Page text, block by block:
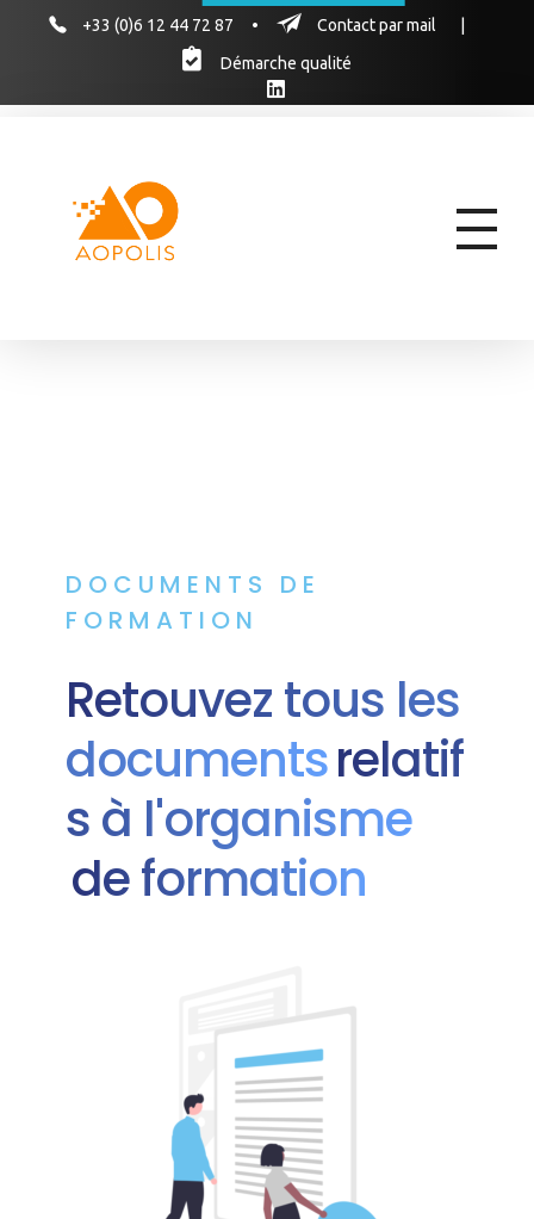
+33 (0)6 12 44 72 87 • Contact par mail |
Démarche qualité
DOCUMENTS DE
FORMATION
Retouvez tous les
documentsrelatif
s à l'organisme
de formation